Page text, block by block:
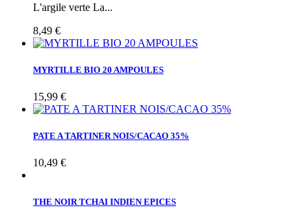
L'argile verte La...
8,49 €
MYRTILLE BIO 20 AMPOULES
15,99 €
PATE A TARTINER NOIS/CACAO 35%
10,49 €
THE NOIR TCHAI INDIEN EPICES